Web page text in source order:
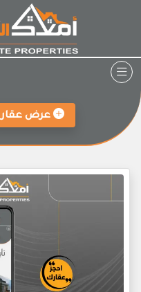
عرض عقار